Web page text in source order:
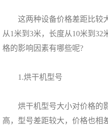
这两种设备价格差距比较
从1米到3米，长度从10米到32
格的影响因素有哪些呢?
1.烘干机型号
烘干机型号大小对价格的
高，型号差距较大，价格也相